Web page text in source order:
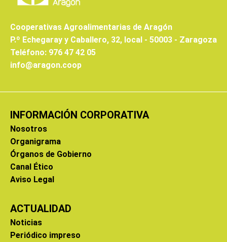
Cooperativas Agroalimentarias de Aragón
P.º Echegaray y Caballero, 32, local - 50003 - Zaragoza
Teléfono: 976 47 42 05
info@aragon.coop
INFORMACIÓN CORPORATIVA
Nosotros
Organigrama
Órganos de Gobierno
Canal Ético
Aviso Legal
ACTUALIDAD
Noticias
Periódico impreso